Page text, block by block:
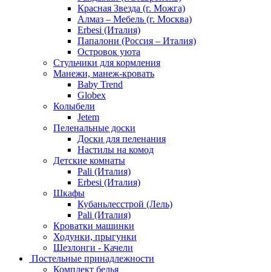
Красная Звезда (г. Можга)
Алмаз – Мебель (г. Москва)
Erbesi (Италия)
Папалони (Россия – Италия)
Островок уюта
Стульчики для кормления
Манежи, манеж-кровать
Baby Trend
Globex
Колыбели
Jetem
Пеленальные доски
Доски для пеленания
Настилы на комод
Детские комнаты
Pali (Италия)
Erbesi (Италия)
Шкафы
Кубаньлесстрой (Лель)
Pali (Италия)
Кроватки машинки
Ходунки, прыгунки
Шезлонги - Качели
Постельные принадлежности
Комплект белья